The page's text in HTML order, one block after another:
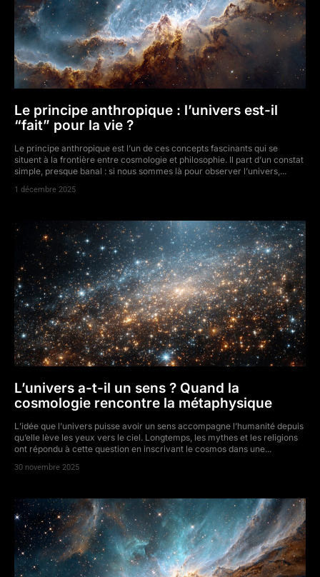
Le principe anthropique : l’univers est-il
“fait” pour la vie ?
Le principe anthropique est l’un de ces concepts fascinants qui se
situent à la frontière entre cosmologie et philosophie. Il part d’un constat
simple, presque banal : si nous sommes là pour observer l’univers,...
1 décembre 2025
L’univers a-t-il un sens ? Quand la
cosmologie rencontre la métaphysique
L’idée que l’univers puisse avoir un sens accompagne l’humanité depuis
qu’elle lève les yeux vers le ciel. Longtemps, les mythes et les religions
ont répondu à cette question en inscrivant le cosmos dans une...
30 novembre 2025